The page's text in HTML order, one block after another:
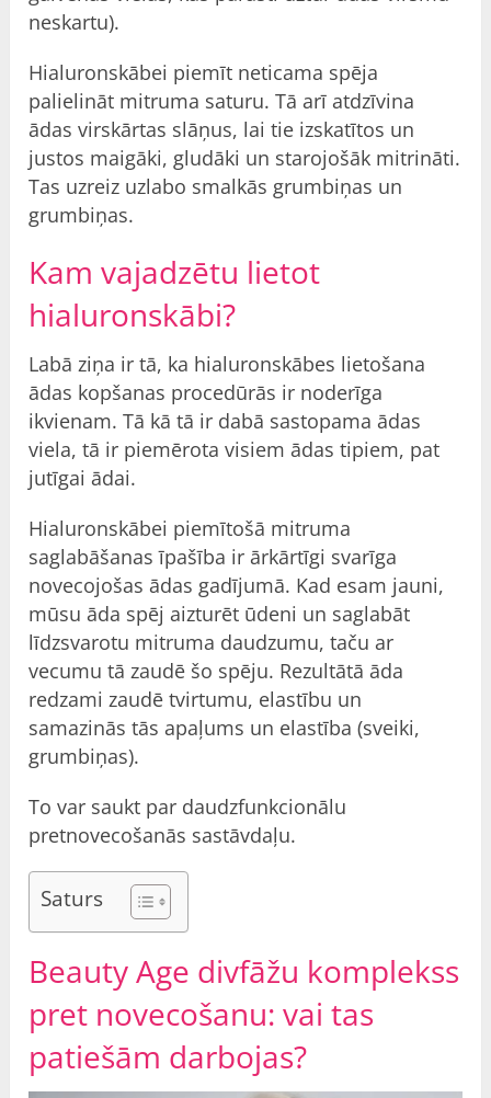
neskartu).
Hialuronskābei piemīt neticama spēja
palielināt mitruma saturu. Tā arī atdzīvina
ādas virskārtas slāņus, lai tie izskatītos un
justos maigāki, gludāki un starojošāk mitrināti.
Tas uzreiz uzlabo smalkās grumbiņas un
grumbiņas.
Kam vajadzētu lietot
hialuronskābi?
Labā ziņa ir tā, ka hialuronskābes lietošana
ādas kopšanas procedūrās ir noderīga
ikvienam. Tā kā tā ir dabā sastopama ādas
viela, tā ir piemērota visiem ādas tipiem, pat
jutīgai ādai.
Hialuronskābei piemītošā mitruma
saglabāšanas īpašība ir ārkārtīgi svarīga
novecojošas ādas gadījumā. Kad esam jauni,
mūsu āda spēj aizturēt ūdeni un saglabāt
līdzsvarotu mitruma daudzumu, taču ar
vecumu tā zaudē šo spēju. Rezultātā āda
redzami zaudē tvirtumu, elastību un
samazinās tās apaļums un elastība (sveiki,
grumbiņas).
To var saukt par daudzfunkcionālu
pretnovecošanās sastāvdaļu.
Saturs
Beauty Age divfāžu komplekss
pret novecošanu: vai tas
patiešām darbojas?